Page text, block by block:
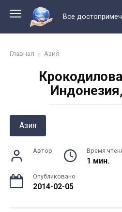
контенту
Все
Главная » Азия
Азия
Автор Время
1 мин.
Опубликовано
2014-02-05